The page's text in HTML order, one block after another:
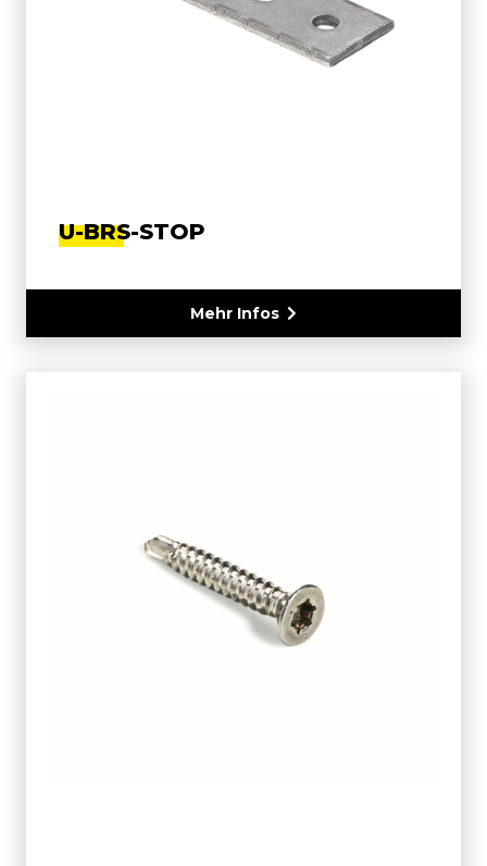
U-BRS-STOP
Mehr Infos